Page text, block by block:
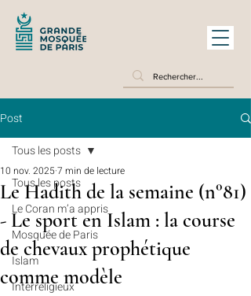
Post
Tous les posts
Le Coran m’a appris
Mosquée de Paris
Islam
Interreligieux
Tous les posts
Le Hadith de la semaine (n°81)
- Le sport en Islam : la course
de chevaux prophétique
comme modèle
10 nov. 20257 min de lecture